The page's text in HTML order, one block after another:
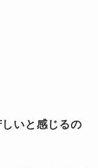
いと感じるの